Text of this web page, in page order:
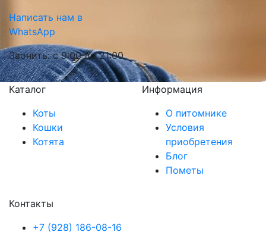
Написать нам в
WhatsApp
Звонить: с 9:00 до 21:00
Каталог
Коты
Кошки
Котята
Информация
О питомнике
Условия
приобретения
Блог
Пометы
Контакты
+7 (928) 186-08-16